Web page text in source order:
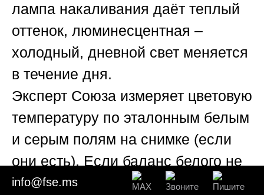
лампа накаливания даёт теплый
оттенок, люминесцентная –
холодный, дневной свет меняется
в течение дня.
Эксперт Союза измеряет цветовую
температуру по эталонным белым
и серым полям на снимке (если
они есть). Если баланс белого не
соответствует стандарту D65, а в
info@fse.ms